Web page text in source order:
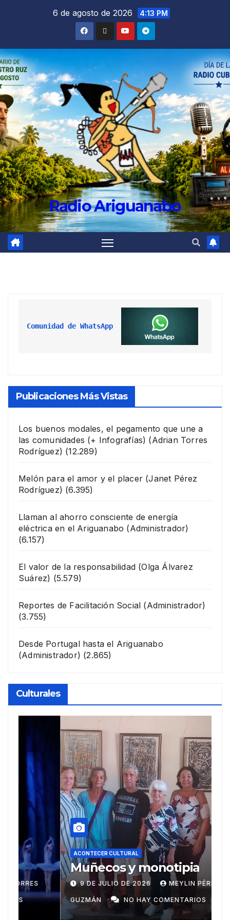
6 de agosto de 2026 4:13 PM
Radio Ariguanabo
Comunidad de WhatsApp
Publicaciones Más Vistas
Los buenos modales, el pegamento que une a
las comunidades (+ Infografías) (Adrian Torres
Rodríguez) (12.289)
Melón para el amor y el placer (Janet Pérez
Rodríguez) (6.395)
Llaman al ahorro consciente de energía
eléctrica en el Ariguanabo (Administrador)
(6.157)
El valor de la responsabilidad (Olga Álvarez
Suárez) (5.579)
Reportes de Facilitación Social (Administrador)
(3.755)
Desde Portugal hasta el Ariguanabo
(Administrador) (2.865)
Culturales
ACONTECER CULTURAL
Muñecos y monotipia
9 DE JULIO DE 2026 MEYLIN PÉREZ
GUZMÁN NO HAY COMENTARIOS